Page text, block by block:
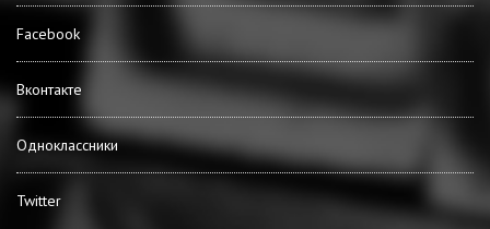
Facebook
Вконтакте
Одноклассники
Twitter